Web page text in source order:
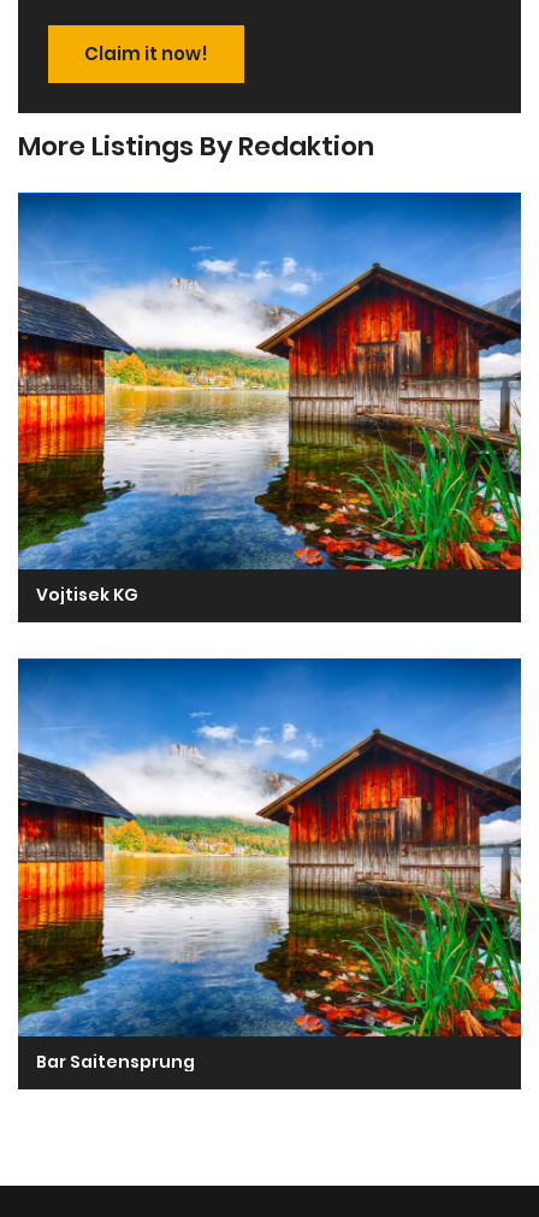
Claim it now!
More Listings By Redaktion
Vojtisek KG
Bar Saitensprung